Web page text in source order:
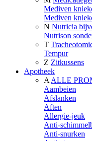
Mediven
Mediven
N Nutricia
Nutrison
T
Tempur
Z Zitkussens
Apotheek
A ALLE
Aambeien
Afslanken
Aften
Allergie-jeuk
Anti-
Anti-snurken